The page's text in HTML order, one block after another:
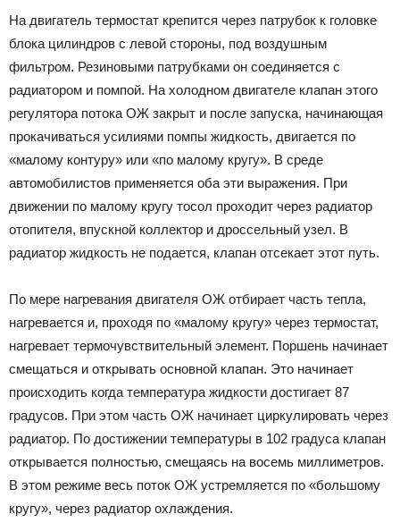
На двигатель термостат крепится через патрубок к головке
блока цилиндров с левой стороны, под воздушным
фильтром. Резиновыми патрубками он соединяется с
радиатором и помпой. На холодном двигателе клапан этого
регулятора потока ОЖ закрыт и после запуска, начинающая
прокачиваться усилиями помпы жидкость, двигается по
«малому контуру» или «по малому кругу». В среде
автомобилистов применяется оба эти выражения. При
движении по малому кругу тосол проходит через радиатор
отопителя, впускной коллектор и дроссельный узел. В
радиатор жидкость не подается, клапан отсекает этот путь.
По мере нагревания двигателя ОЖ отбирает часть тепла,
нагревается и, проходя по «малому кругу» через термостат,
нагревает термочувствительный элемент. Поршень начинает
смещаться и открывать основной клапан. Это начинает
происходить когда температура жидкости достигает 87
градусов. При этом часть ОЖ начинает циркулировать через
радиатор. По достижении температуры в 102 градуса клапан
открывается полностью, смещаясь на восемь миллиметров.
В этом режиме весь поток ОЖ устремляется по «большому
кругу», через радиатор охлаждения.